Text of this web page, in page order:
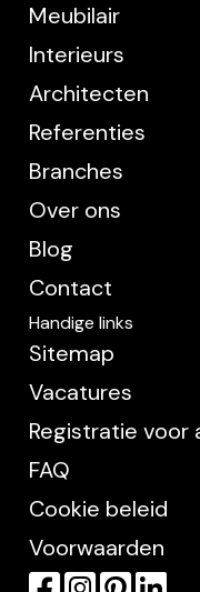
Meubilair
Interieurs
Architecten
Referenties
Branches
Over ons
Blog
Contact
Handige links
Sitemap
Vacatures
Registratie
FAQ
Cookie beleid
Voorwaarden